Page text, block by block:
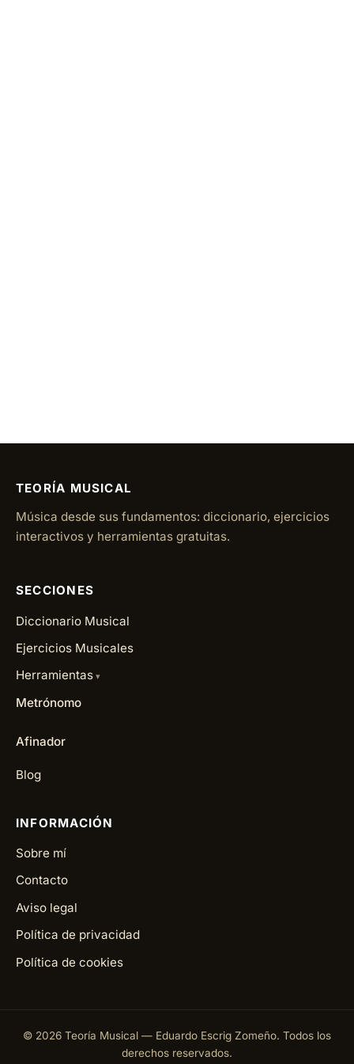
TEORÍA MUSICAL
Música desde sus fundamentos: diccionario, ejercicios
interactivos y herramientas gratuitas.
SECCIONES
Diccionario Musical
Ejercicios Musicales
Herramientas
Metrónomo
Afinador
Blog
INFORMACIÓN
Sobre mí
Contacto
Aviso legal
Política de privacidad
Política de cookies
© 2026 Teoría Musical — Eduardo Escrig Zomeño. Todos los
derechos reservados.